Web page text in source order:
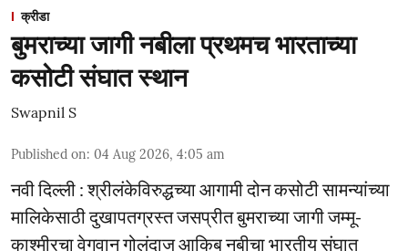
क्रीडा
बुमराच्या जागी नबीला प्रथमच भारताच्या
कसोटी संघात स्थान
Swapnil S
Published on: 04 Aug 2026, 4:05 am
नवी दिल्ली : श्रीलंकेविरुद्धच्या आगामी दोन कसोटी सामन्यांच्या
मालिकेसाठी दुखापतग्रस्त जसप्रीत बुमराच्या जागी जम्मू-
काश्मीरचा वेगवान गोलंदाज आकिब नबीचा भारतीय संघात